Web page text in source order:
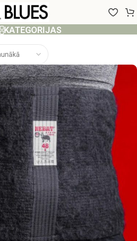
48 / S
KATEGORIJAS